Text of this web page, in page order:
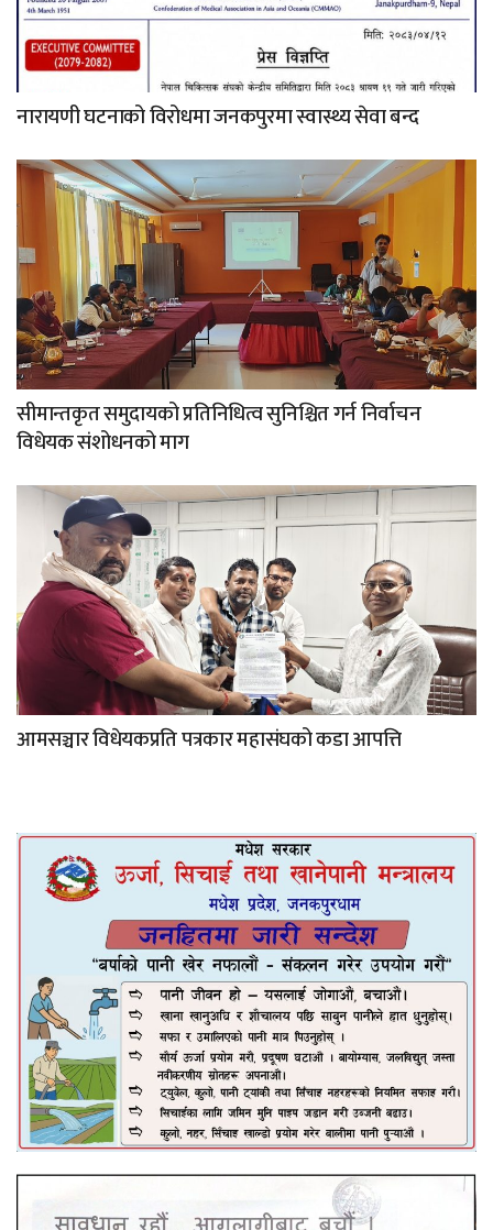
नारायणी घटनाको विरोधमा जनकपुरमा स्वास्थ्य सेवा बन्द
सीमान्तकृत समुदायको प्रतिनिधित्व सुनिश्चित गर्न निर्वाचन
विधेयक संशोधनको माग
आमसञ्चार विधेयकप्रति पत्रकार महासंघको कडा आपत्ति